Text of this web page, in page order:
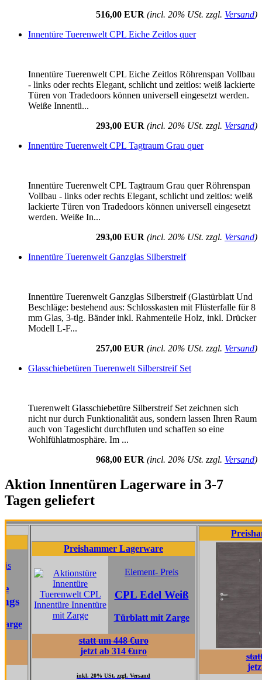
516,00 EUR (incl. 20% USt. zzgl. Versand)
Innentüre Tuerenwelt CPL Eiche Zeitlos quer
Innentüre Tuerenwelt CPL Eiche Zeitlos Röhrenspan Vollbau
- links oder rechts Elegant, schlicht und zeitlos: weiß lackierte
Türen von Tradedoors können universell eingesetzt werden.
Weiße Innentü...
293,00 EUR (incl. 20% USt. zzgl. Versand)
Innentüre Tuerenwelt CPL Tagtraum Grau quer
Innentüre Tuerenwelt CPL Tagtraum Grau quer Röhrenspan
Vollbau - links oder rechts Elegant, schlicht und zeitlos: weiß
lackierte Türen von Tradedoors können universell eingesetzt
werden. Weiße In...
293,00 EUR (incl. 20% USt. zzgl. Versand)
Innentüre Tuerenwelt Ganzglas Silberstreif
Innentüre Tuerenwelt Ganzglas Silberstreif (Glastürblatt Und
Beschläge: bestehend aus: Schlosskasten mit Flüsterfalle für 8
mm Glas, 3-tlg. Bänder inkl. Rahmenteile Holz, inkl. Drücker
Modell L-F...
257,00 EUR (incl. 20% USt. zzgl. Versand)
Glasschiebetüren Tuerenwelt Silberstreif Set
Tuerenwelt Glasschiebetüre Silberstreif Set zeichnen sich
nicht nur durch Funktionalität aus, sondern lassen Ihren Raum
auch von Tageslicht durchfluten und schaffen so eine
Wohlfühlatmosphäre. Im ...
968,00 EUR (incl. 20% USt. zzgl. Versand)
Aktion Innentüren Lagerware in 3-7
Tagen geliefert
Preishammer Lagerware
Element- Preis
CPL Edel Weiß
Türblatt mit Zarge
statt um 448 €uro
jetzt ab 314 €uro
inkl. 20% USt. zzgl. Versand
Preishammer
statt um 517
jetzt ab 362